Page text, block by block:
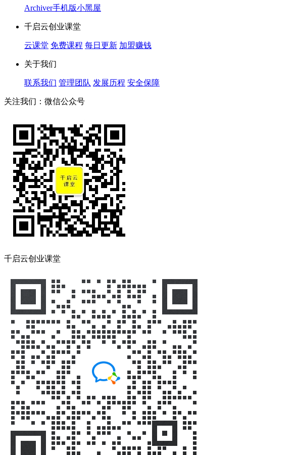
Archiver手机版小黑屋
千启云创业课堂
云课堂 免费课程 每日更新 加盟赚钱
关于我们
联系我们 管理团队 发展历程 安全保障
关注我们：微信公众号
千启云创业课堂